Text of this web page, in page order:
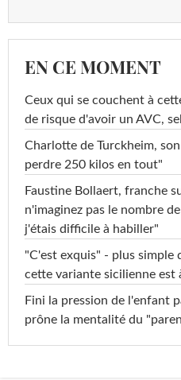
EN CE MOMENT
Ceux qui se couchent à
de risque d'avoir un AVC,
Charlotte de Turckheim,
perdre 250 kilos en tout"
Faustine Bollaert, franche
n'imaginez pas le nombre
j'étais difficile à habiller"
"C'est exquis" - plus simple
cette variante sicilienne est
Fini la pression de l'enfant
prône la mentalité du